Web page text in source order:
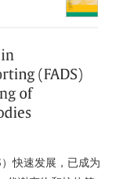
）快速发展，已成为